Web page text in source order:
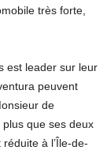
très forte,
est leader sur leur
peuvent
de
que ses deux
à l’Île-de-